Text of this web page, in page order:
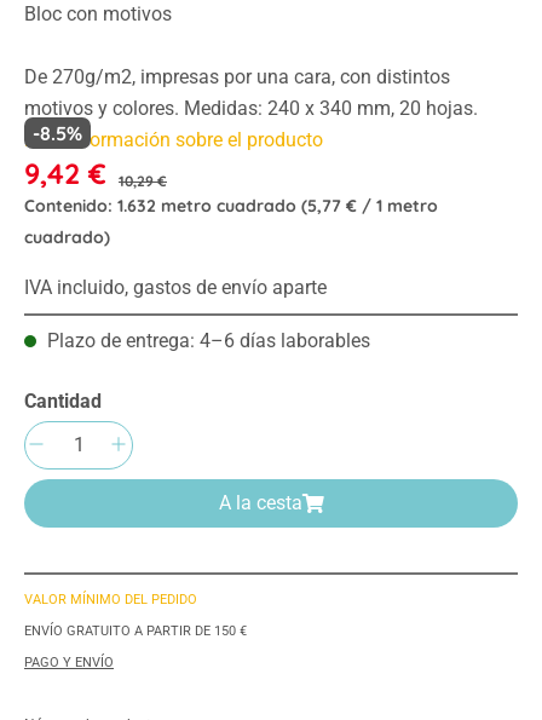
Bloc con motivos
De 270g/m2, impresas por una cara, con distintos
motivos y colores. Medidas: 240 x 340 mm, 20 hojas.
Más información sobre el producto
9,42 € 10,29 €
-8.5%
Contenido: 1.632 metro cuadrado (5,77 € / 1 metro
cuadrado)
IVA incluido, gastos de envío aparte
Plazo de entrega: 4–6 días laborables
Cantidad
Cantidad del producto: introduce la
A la cesta
VALOR MÍNIMO DEL PEDIDO
ENVÍO GRATUITO A PARTIR DE 150 €
PAGO Y ENVÍO